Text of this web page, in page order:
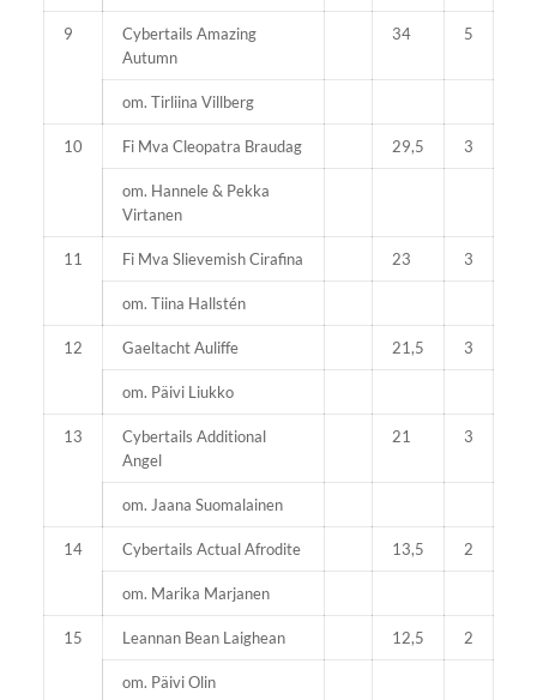
9
Cybertails Amazing
Autumn
34 5
om. Tirliina Villberg
10 Fi Mva Cleopatra Braudag 29,5 3
om. Hannele & Pekka
Virtanen
11 Fi Mva Slievemish Cirafina 23 3
om. Tiina Hallstén
12 Gaeltacht Auliffe 21,5 3
om. Päivi Liukko
13
Cybertails Additional
Angel
21 3
om. Jaana Suomalainen
14 Cybertails Actual Afrodite 13,5 2
om. Marika Marjanen
15 Leannan Bean Laighean 12,5 2
om. Päivi Olin